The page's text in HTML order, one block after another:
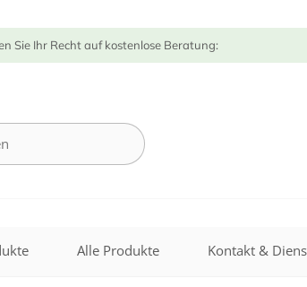
Sie Ihr Recht auf kostenlose Beratung:
Alle Produkte Kontakt &